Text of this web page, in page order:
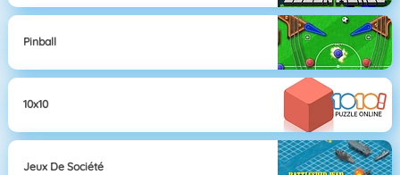
Pinball
10x10
Jeux De Société